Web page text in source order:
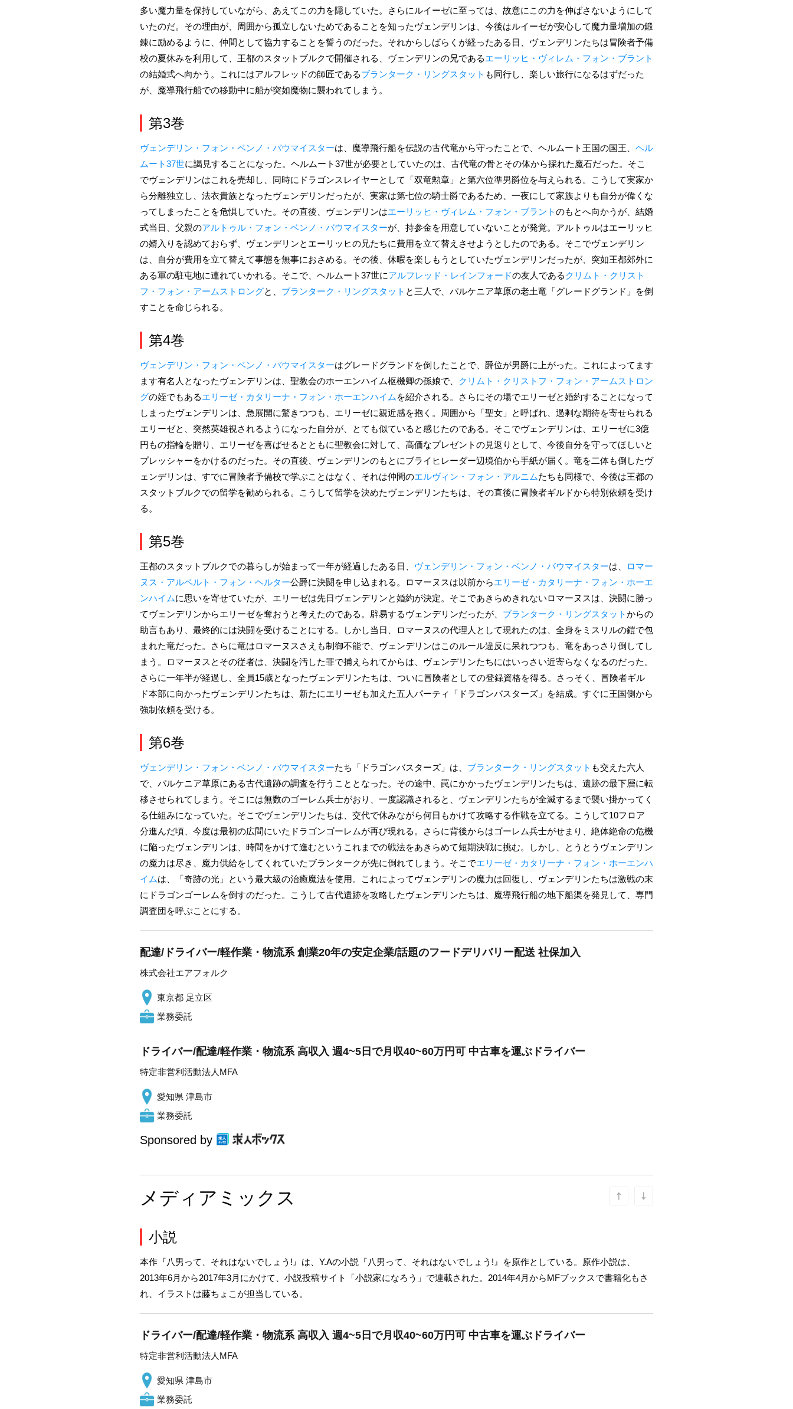
多い魔力量を保持していながら、あえてこの力を隠していた。さらにルイーゼに至っては、故意にこの力を伸ばさないようにして
いたのだ。その理由が、周囲から孤立しないためであることを知ったヴェンデリンは、今後はルイーゼが安心して魔力量増加の鍛
錬に励めるように、仲間として協力することを誓うのだった。それからしばらくが経ったある日、ヴェンデリンたちは冒険者予備
校の夏休みを利用して、王都のスタットブルクで開催される、ヴェンデリンの兄であるエーリッヒ・ヴィレム・フォン・ブラント
の結婚式へ向かう。これにはアルフレッドの師匠であるブランターク・リングスタット も同行し、楽しい旅行になるはずだった
が、魔導飛行船での移動中に船が突如魔物に襲われてしまう。
第3巻
ヴェンデリン・フォン・ベンノ・バウマイスターは、魔導飛行船を伝説の古代竜から守ったことで、ヘルムート王国の国王、 ヘル
ムート37世に謁見することになった。ヘルムート37世が必要としていたのは、古代竜の骨とその体から採れた魔石だった。そこ
でヴェンデリンはこれを売却し、同時にドラゴンスレイヤーとして「双竜勲章」と第六位準男爵位を与えられる。こうして実家か
ら分離独立し、法衣貴族となったヴェンデリンだったが、実家は第七位の騎士爵であるため、一夜にして家族よりも自分が偉くな
ってしまったことを危惧していた。その直後、ヴェンデリンはエーリッヒ・ヴィレム・フォン・ブラントのもとへ向かうが、結婚
式当日、父親のアルトゥル・フォン・ベンノ・バウマイスターが、持参金を用意していないことが発覚。アルトゥルはエーリッヒ
の婿入りを認めておらず、ヴェンデリンとエーリッヒの兄たちに費用を立て替えさせようとしたのである。そこでヴェンデリン
は、自分が費用を立て替えて事態を無事におさめる。その後、休暇を楽しもうとしていたヴェンデリンだったが、突如王都郊外に
ある軍の駐屯地に連れていかれる。そこで、ヘルムート37世にアルフレッド・レインフォードの友人である クリムト・クリスト
フ・フォン・アームストロングと、 ブランターク・リングスタット と三人で、パルケニア草原の老土竜「グレードグランド」を倒
すことを命じられる。
第4巻
ヴェンデリン・フォン・ベンノ・バウマイスターはグレードグランドを倒したことで、爵位が男爵に上がった。これによってます
ます有名人となったヴェンデリンは、聖教会のホーエンハイム枢機卿の孫娘で、
クリムト・クリストフ・フォン・アームストロン
グの姪でもあるエリーゼ・カタリーナ・フォン・ホーエンハイム を紹介される。さらにその場でエリーゼと婚約することになって
しまったヴェンデリンは、急展開に驚きつつも、エリーゼに親近感を抱く。周囲から「聖女」と呼ばれ、過剰な期待を寄せられる
エリーゼと、突然英雄視されるようになった自分が、とても似ていると感じたのである。そこでヴェンデリンは、エリーゼに3億
円もの指輪を贈り、エリーゼを喜ばせるとともに聖教会に対して、高価なプレゼントの見返りとして、今後自分を守ってほしいと
プレッシャーをかけるのだった。その直後、ヴェンデリンのもとにブライヒレーダー辺境伯から手紙が届く。竜を二体も倒したヴ
ェンデリンは、すでに冒険者予備校で学ぶことはなく、それは仲間のエルヴィン・フォン・アルニムたちも同様で、今後は王都の
スタットブルクでの留学を勧められる。こうして留学を決めたヴェンデリンたちは、その直後に冒険者ギルドから特別依頼を受け
る。
第5巻
王都のスタットブルクでの暮らしが始まって一年が経過したある日、 ヴェンデリン・フォン・ベンノ・バウマイスターは、
ロマー
ヌス・アルベルト・フォン・ヘルター公爵に決闘を申し込まれる。ロマーヌスは以前からエリーゼ・カタリーナ・フォン・ホーエ
ンハイムに思いを寄せていたが、エリーゼは先日ヴェンデリンと婚約が決定。そこであきらめきれないロマーヌスは、決闘に勝っ
てヴェンデリンからエリーゼを奪おうと考えたのである。辟易するヴェンデリンだったが、 ブランターク・リングスタットからの
助言もあり、最終的には決闘を受けることにする。しかし当日、ロマーヌスの代理人として現れたのは、全身をミスリルの鎧で包
まれた竜だった。さらに竜はロマーヌスさえも制御不能で、ヴェンデリンはこのルール違反に呆れつつも、竜をあっさり倒してし
まう。ロマーヌスとその従者は、決闘を汚した罪で捕えられてからは、ヴェンデリンたちにはいっさい近寄らなくなるのだった。
さらに一年半が経過し、全員15歳となったヴェンデリンたちは、ついに冒険者としての登録資格を得る。さっそく、冒険者ギル
ド本部に向かったヴェンデリンたちは、新たにエリーゼも加えた五人パーティ「ドラゴンバスターズ」を結成。すぐに王国側から
強制依頼を受ける。
第6巻
ヴェンデリン・フォン・ベンノ・バウマイスターたち「ドラゴンバスターズ」は、 ブランターク・リングスタット も交えた六人
で、パルケニア草原にある古代遺跡の調査を行うこととなった。その途中、罠にかかったヴェンデリンたちは、遺跡の最下層に転
移させられてしまう。そこには無数のゴーレム兵士がおり、一度認識されると、ヴェンデリンたちが全滅するまで襲い掛かってく
る仕組みになっていた。そこでヴェンデリンたちは、交代で休みながら何日もかけて攻略する作戦を立てる。こうして10フロア
分進んだ頃、今度は最初の広間にいたドラゴンゴーレムが再び現れる。さらに背後からはゴーレム兵士がせまり、絶体絶命の危機
に陥ったヴェンデリンは、時間をかけて進むというこれまでの戦法をあきらめて短期決戦に挑む。しかし、とうとうヴェンデリン
の魔力は尽き、魔力供給をしてくれていたブランタークが先に倒れてしまう。そこでエリーゼ・カタリーナ・フォン・ホーエンハ
イムは、「奇跡の光」という最大級の治癒魔法を使用。これによってヴェンデリンの魔力は回復し、ヴェンデリンたちは激戦の末
にドラゴンゴーレムを倒すのだった。こうして古代遺跡を攻略したヴェンデリンたちは、魔導飛行船の地下船渠を発見して、専門
調査団を呼ぶことにする。
配達/ドライバー/軽作業・物流系 創業20年の安定企業/話題のフードデリバリー配送 社保加入
株式会社エアフォルク
東京都 足立区
業務委託
ドライバー/配達/軽作業・物流系 高収入 週4~5日で月収40~60万円可 中古車を運ぶドライバー
特定非営利活動法人MFA
愛知県 津島市
業務委託
Sponsored by
メディアミックス
小説
本作『八男って、それはないでしょう! 』は、Y.Aの小説『八男って、それはないでしょう! 』を原作としている。原作小説は、
2013年6月から2017年3月にかけて、小説投稿サイト「小説家になろう」で連載された。2014年4月からMFブックスで書籍化もさ
れ、イラストは藤ちょこが担当している。
ドライバー/配達/軽作業・物流系 高収入 週4~5日で月収40~60万円可 中古車を運ぶドライバー
特定非営利活動法人MFA
愛知県 津島市
業務委託